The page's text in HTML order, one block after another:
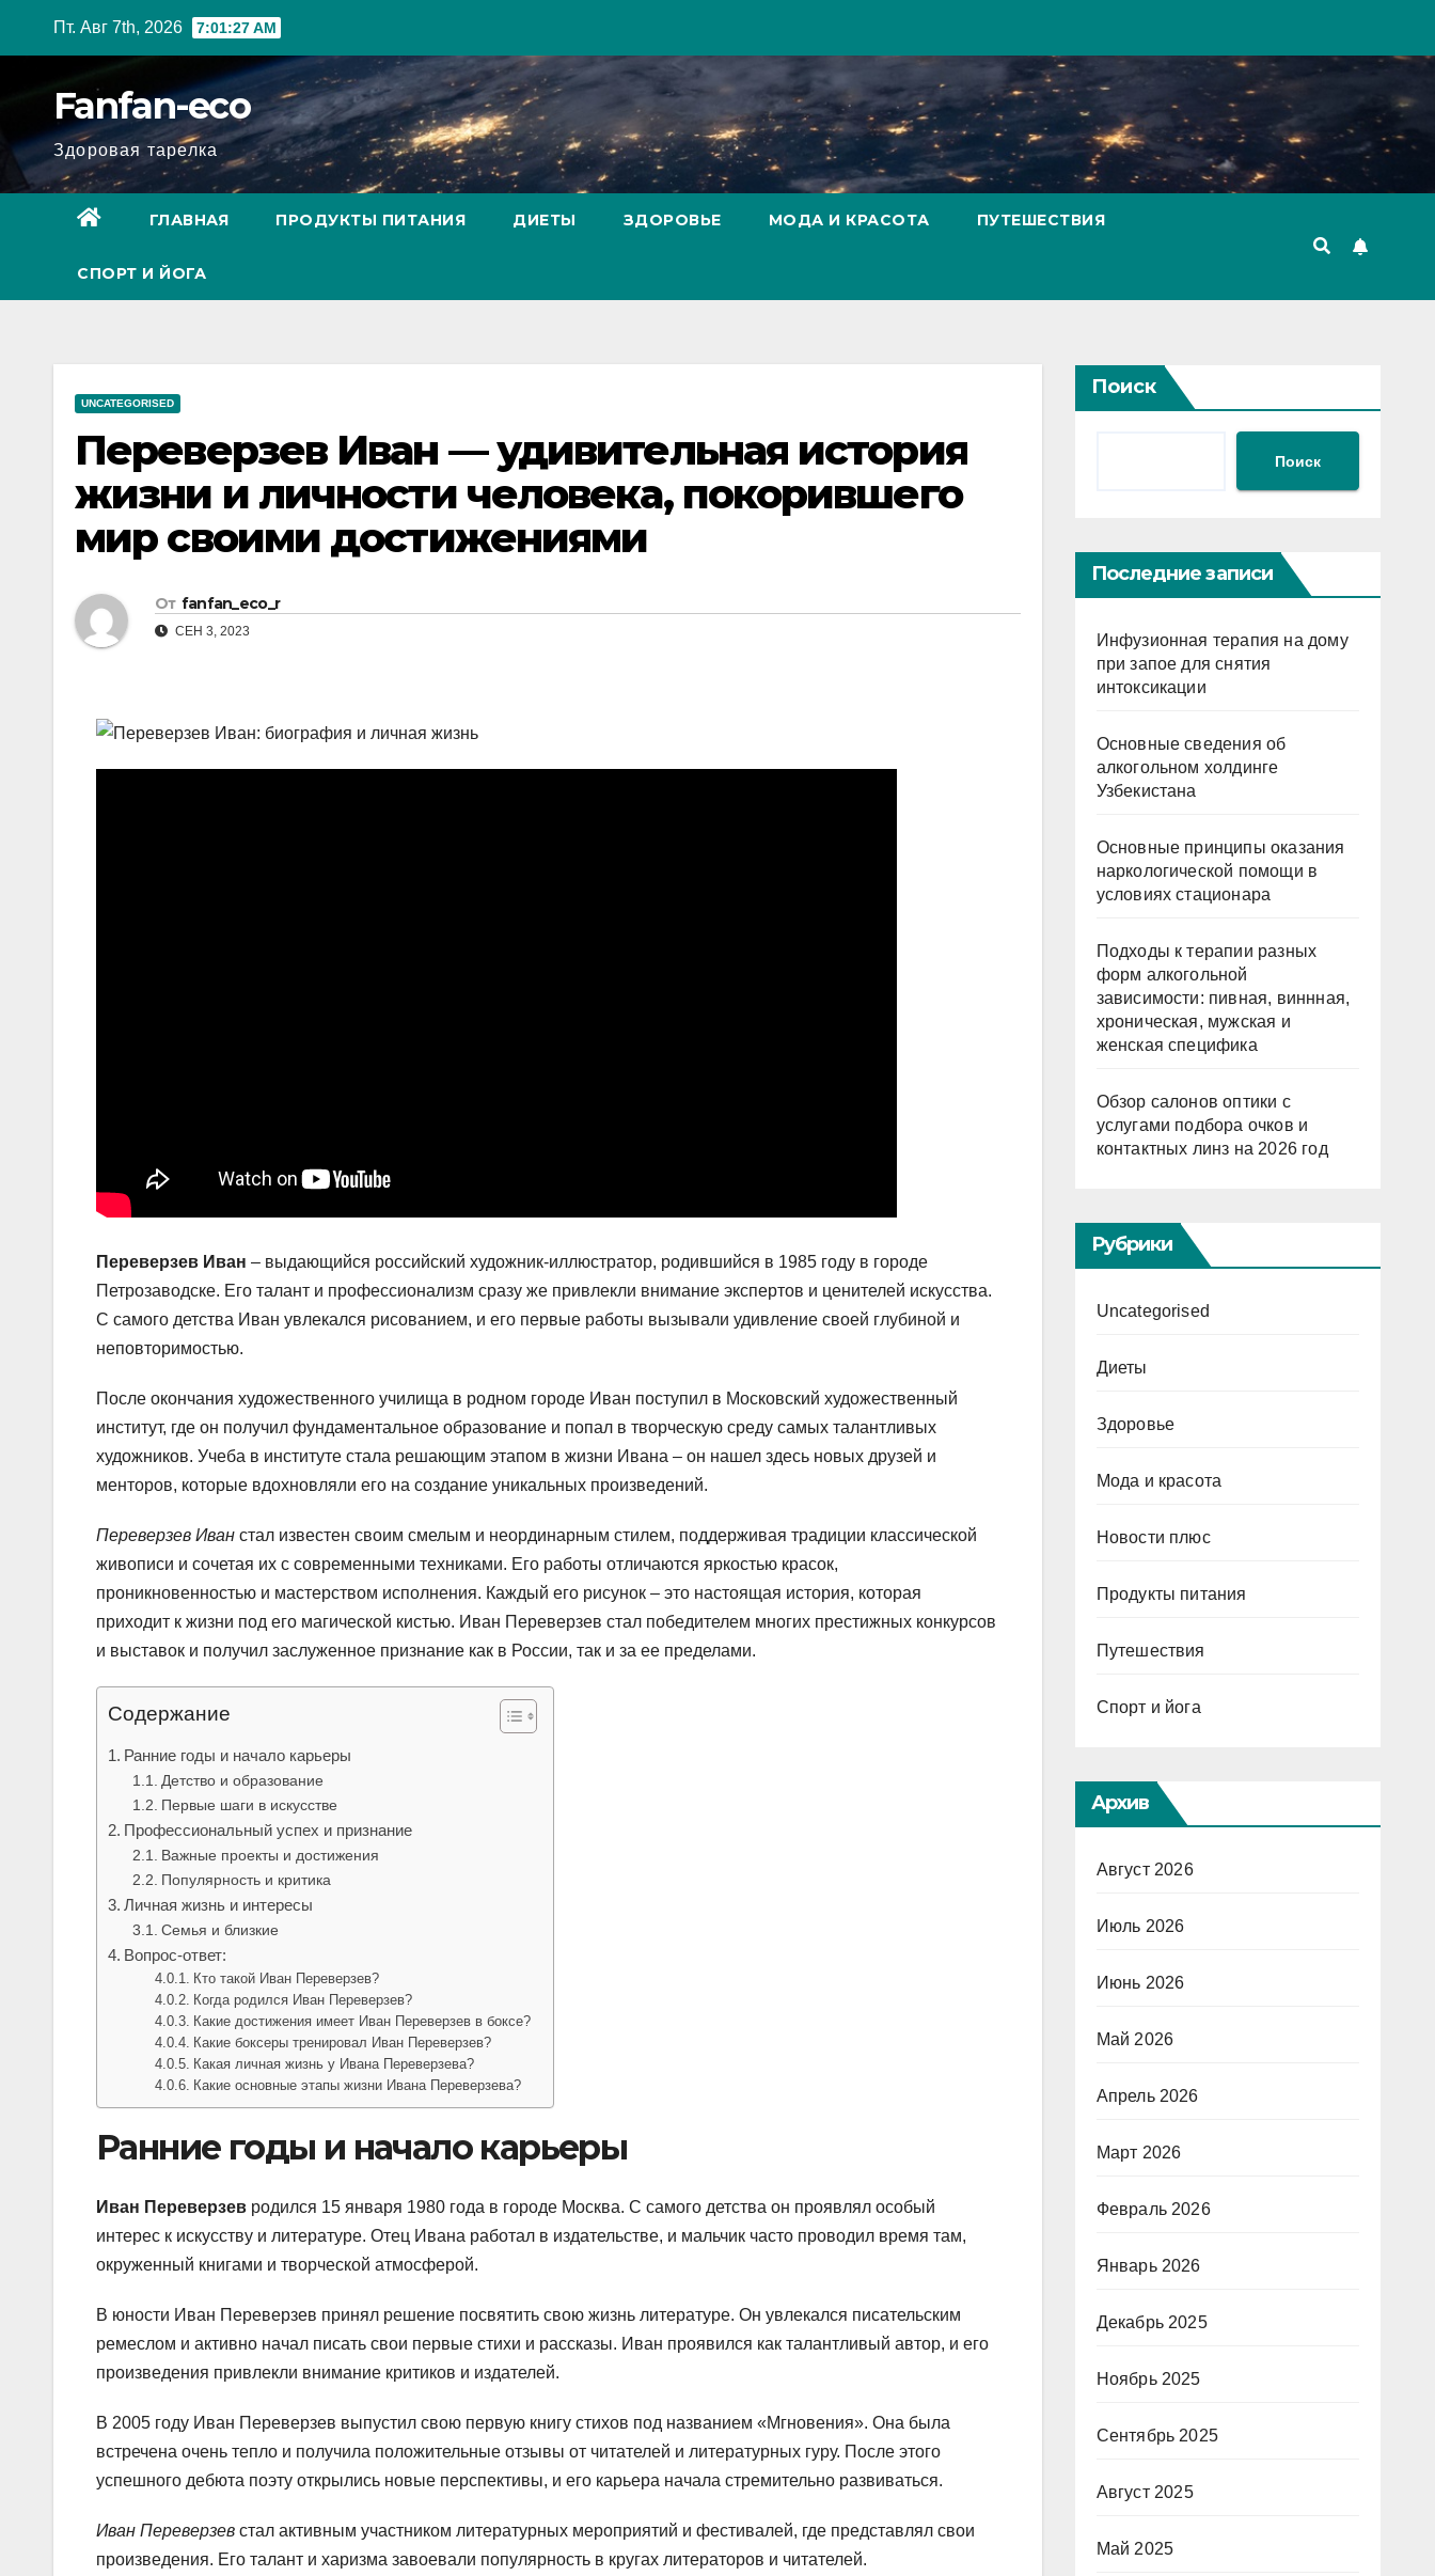
Пт. Авг 7th, 2026 7:01:28 AM
Fanfan-eco
Здоровая тарелка
ГЛАВНАЯ ПРОДУКТЫ ПИТАНИЯ ДИЕТЫ ЗДОРОВЬЕ МОДА И КРАСОТА ПУТЕШЕСТВИЯ
СПОРТ И ЙОГА
UNCATEGORISED
Переверзев Иван — удивительная история
жизни и личности человека, покорившего
мир своими достижениями
От fanfan_eco_r
СЕН 3, 2023
Переверзев Иван – выдающийся российский художник-иллюстратор, родившийся в 1985 году в городе
Петрозаводске. Его талант и профессионализм сразу же привлекли внимание экспертов и ценителей искусства.
С самого детства Иван увлекался рисованием, и его первые работы вызывали удивление своей глубиной и
неповторимостью.
После окончания художественного училища в родном городе Иван поступил в Московский художественный
институт, где он получил фундаментальное образование и попал в творческую среду самых талантливых
художников. Учеба в институте стала решающим этапом в жизни Ивана – он нашел здесь новых друзей и
менторов, которые вдохновляли его на создание уникальных произведений.
Переверзев Иван стал известен своим смелым и неординарным стилем, поддерживая традиции классической
живописи и сочетая их с современными техниками. Его работы отличаются яркостью красок,
проникновенностью и мастерством исполнения. Каждый его рисунок – это настоящая история, которая
приходит к жизни под его магической кистью. Иван Переверзев стал победителем многих престижных конкурсов
и выставок и получил заслуженное признание как в России, так и за ее пределами.
Содержание
Ранние годы и начало карьеры
Детство и образование
Первые шаги в искусстве
Профессиональный успех и признание
Важные проекты и достижения
Популярность и критика
Личная жизнь и интересы
Семья и близкие
Вопрос-ответ:
Кто такой Иван Переверзев?
Когда родился Иван Переверзев?
Какие достижения имеет Иван Переверзев в боксе?
Какие боксеры тренировал Иван Переверзев?
Какая личная жизнь у Ивана Переверзева?
Какие основные этапы жизни Ивана Переверзева?
Ранние годы и начало карьеры
Иван Переверзев родился 15 января 1980 года в городе Москва. С самого детства он проявлял особый
интерес к искусству и литературе. Отец Ивана работал в издательстве, и мальчик часто проводил время там,
окруженный книгами и творческой атмосферой.
В юности Иван Переверзев принял решение посвятить свою жизнь литературе. Он увлекался писательским
ремеслом и активно начал писать свои первые стихи и рассказы. Иван проявился как талантливый автор, и его
произведения привлекли внимание критиков и издателей.
В 2005 году Иван Переверзев выпустил свою первую книгу стихов под названием «Мгновения». Она была
встречена очень тепло и получила положительные отзывы от читателей и литературных гуру. После этого
успешного дебюта поэту открылись новые перспективы, и его карьера начала стремительно развиваться.
Иван Переверзев стал активным участником литературных мероприятий и фестивалей, где представлял свои
произведения. Его талант и харизма завоевали популярность в кругах литераторов и читателей.
Поиск
Поиск
Последние записи
Инфузионная терапия на дому
при запое для снятия
интоксикации
Основные сведения об
алкогольном холдинге
Узбекистана
Основные принципы оказания
наркологической помощи в
условиях стационара
Подходы к терапии разных
форм алкогольной
зависимости: пивная, виннная,
хроническая, мужская и
женская специфика
Обзор салонов оптики с
услугами подбора очков и
контактных линз на 2026 год
Рубрики
Uncategorised
Диеты
Здоровье
Мода и красота
Новости плюс
Продукты питания
Путешествия
Спорт и йога
Архив
Август 2026
Июль 2026
Июнь 2026
Май 2026
Апрель 2026
Март 2026
Февраль 2026
Январь 2026
Декабрь 2025
Ноябрь 2025
Сентябрь 2025
Август 2025
Май 2025